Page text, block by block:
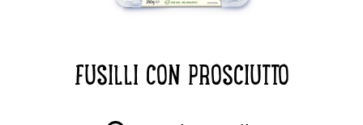
FUSILLI CON PROSCIUTTO